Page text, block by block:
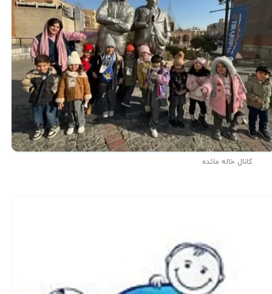
کانال خاله مائده